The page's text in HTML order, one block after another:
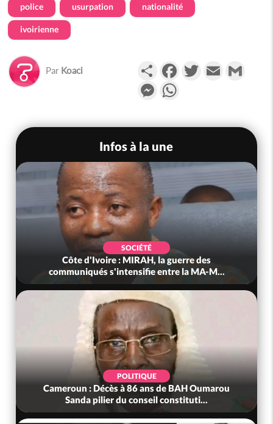
police usurpation nationalité
ivoirienne
Par Koaci PartagerFacebookTwitterEmail
Messenger
Infos à la une
POLITIQUE
Côte d'Ivoire : Après le pari réussi du 66e
anniversaire, Adama Bictogo : «...
POLITIQUE
Bénin : L'ancien président Patrice Talon élu à la
tête du Sénat